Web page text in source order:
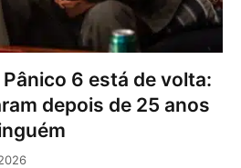
6 está de volta:
depois de 25 anos